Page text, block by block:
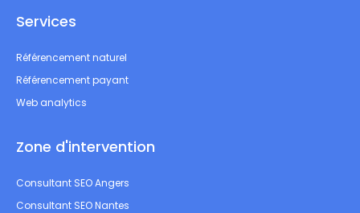
Services
Référencement naturel
Référencement payant
Web analytics
Zone d'intervention
Consultant SEO Angers
Consultant SEO Nantes